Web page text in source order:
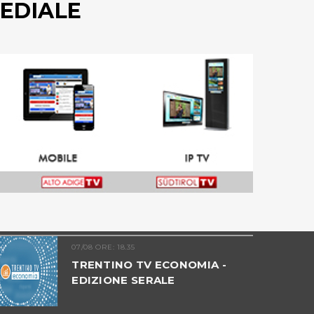
07/08 ORE: 18.35
TRENTINO TV ECONOMIA -
EDIZIONE SERALE